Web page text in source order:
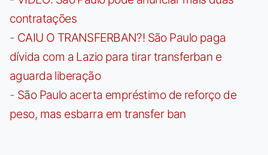
contratações
- CAIU O TRANSFERBAN?! São Paulo paga
dívida com a Lazio para tirar transferban e
aguarda liberação
- São Paulo acerta empréstimo de reforço de
peso, mas esbarra em transfer ban